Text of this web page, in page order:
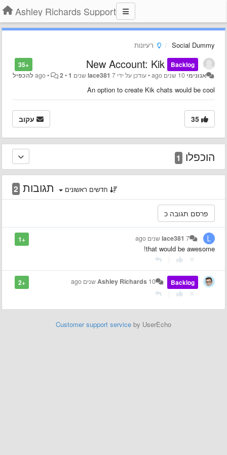
Ashley Richards Support
Social Dummy רעיונות
+35 Backlog
New Account: Kik
אנונימי 10 שנים ago •עודכן על ידי lace381 7 שנים ago • 2• 1 להכפיל
An option to create Kik chats would be cool
35 עקוב
הוכפלו 1
תגובות 2 חדשים ראשונים
+1 lace381 7 שנים ago
that would be awesome!
+2 Backlog
Ashley Richards 10 שנים ago
Customer support service by UserEcho